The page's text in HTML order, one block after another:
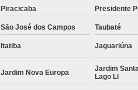
Piracicaba Presidente
São José dos Campos Taubaté
Itatiba Jaguariúna
Jardim Nova Europa
Jardim
Lago Ll